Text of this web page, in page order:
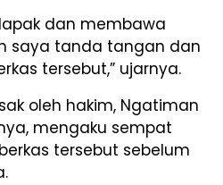
dan membawa
saya tanda tangan dan
tersebut,” ujarnya.
oleh hakim, Ngatiman
mengaku sempat
tersebut sebelum